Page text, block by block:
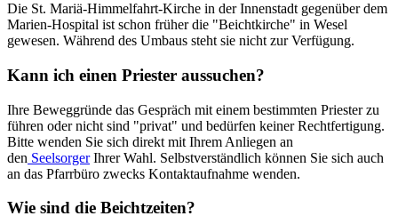
Die St. Mariä-Himmelfahrt-Kirche in der Innenstadt gegenüber dem
Marien-Hospital ist schon früher die "Beichtkirche" in Wesel
gewesen. Während des Umbaus steht sie nicht zur Verfügung.
Kann ich einen Priester aussuchen?
Ihre Beweggründe das Gespräch mit einem bestimmten Priester zu
führen oder nicht sind "privat" und bedürfen keiner Rechtfertigung.
Bitte wenden Sie sich direkt mit Ihrem Anliegen an
den SeelsorgerIhrer Wahl. Selbstverständlich können Sie sich auch
an das Pfarrbüro zwecks Kontaktaufnahme wenden.
Wie sind die Beichtzeiten?